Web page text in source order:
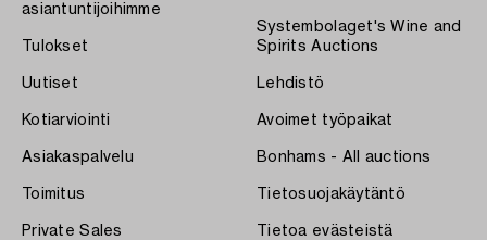
asiantuntijoihimme
Tulokset
Uutiset
Kotiarviointi
Asiakaspalvelu
Toimitus
Private Sales
Systembolaget's Wine and
Spirits Auctions
Lehdistö
Avoimet työpaikat
Bonhams - All auctions
Tietosuojakäytäntö
Tietoa evästeistä